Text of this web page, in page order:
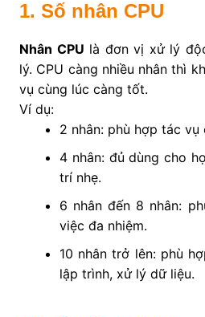
1. Số nhân CPU
Nhân CPU là đơn vị xử lý
lý. CPU càng nhiều nhân thì
vụ cùng lúc càng tốt.
Ví dụ:
2 nhân: phù hợp tác vụ
4 nhân: đủ dùng cho
trí nhẹ.
6 nhân đến 8 nhân:
việc đa nhiệm.
10 nhân trở lên: phù
lập trình, xử lý dữ liệu.